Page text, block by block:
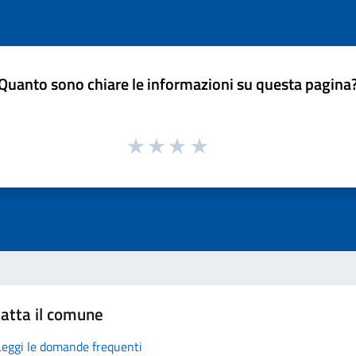
sono chiare le informazioni su questa
il comune
le domande frequenti